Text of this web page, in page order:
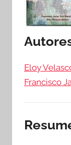
Eloy
Francisco